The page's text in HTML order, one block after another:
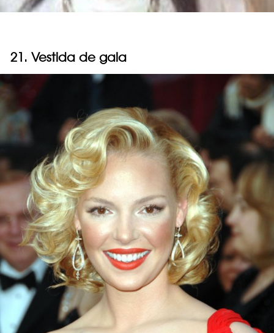
21. Vestida de gala